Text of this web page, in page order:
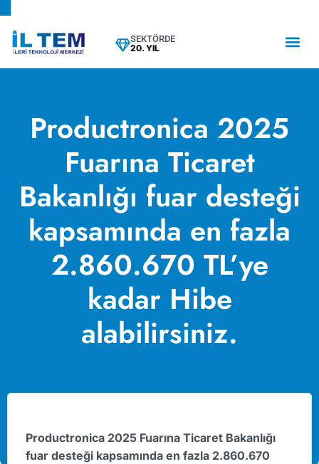
SEKTÖRDE
20. YIL
Productronica 2025
Fuarına Ticaret
Bakanlığı fuar desteği
kapsamında en fazla
2.860.670 TL’ye
kadar Hibe
alabilirsiniz.
Productronica 2025 Fuarına Ticaret Bakanlığı
fuar desteği kapsamında en fazla 2.860.670